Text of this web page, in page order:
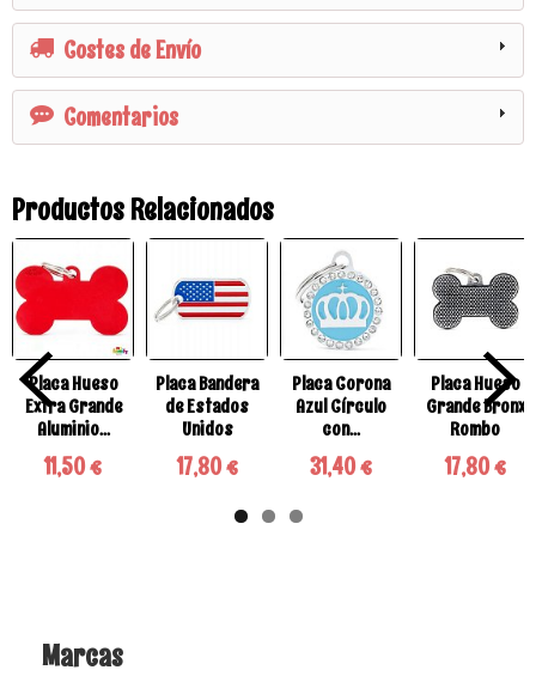
Marcas
Costes de Envío
Comentarios
Productos Relacionados
Placa Hueso
Extra Grande
Aluminio...
11,50 €
Placa Bandera
de Estados
Unidos
17,80 €
Placa Corona
Azul Círculo
con...
31,40 €
Placa Hueso
Grande Bronx
Rombo
17,80 €